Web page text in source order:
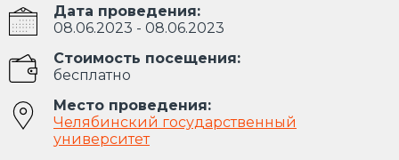
Дата проведения:
08.06.2023 - 08.06.2023
Стоимость посещения:
бесплатно
Место проведения:
Челябинский государственный
университет